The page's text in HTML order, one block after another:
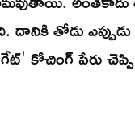
దానికి తోడు
కోచింగ్ పేరు